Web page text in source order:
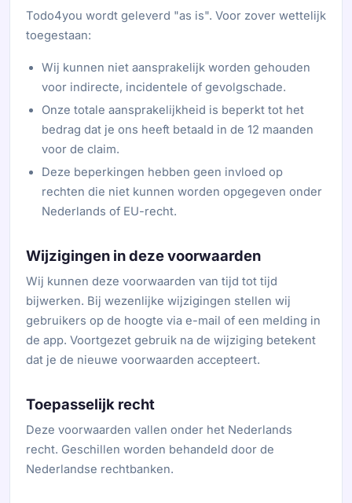
Todo4you wordt geleverd "as is". Voor zover wettelijk
toegestaan:
Wij kunnen niet aansprakelijk worden gehouden
voor indirecte, incidentele of gevolgschade.
Onze totale aansprakelijkheid is beperkt tot het
bedrag dat je ons heeft betaald in de 12 maanden
voor de claim.
Deze beperkingen hebben geen invloed op
rechten die niet kunnen worden opgegeven onder
Nederlands of EU-recht.
Wijzigingen in deze voorwaarden
Wij kunnen deze voorwaarden van tijd tot tijd
bijwerken. Bij wezenlijke wijzigingen stellen wij
gebruikers op de hoogte via e-mail of een melding in
de app. Voortgezet gebruik na de wijziging betekent
dat je de nieuwe voorwaarden accepteert.
Toepasselijk recht
Deze voorwaarden vallen onder het Nederlands
recht. Geschillen worden behandeld door de
Nederlandse rechtbanken.